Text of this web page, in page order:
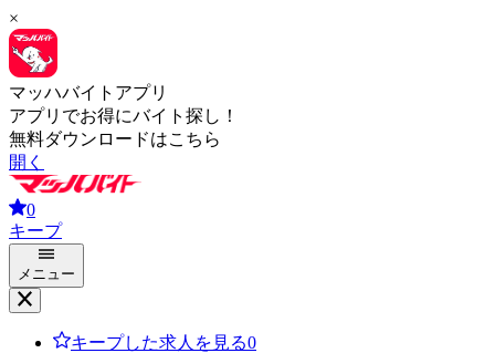
×
マッハバイトアプリ
アプリでお得にバイト探し！
無料ダウンロードはこちら
開く
0
キープ
メニュー
キープした求人を見る0